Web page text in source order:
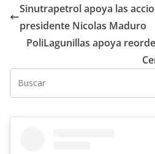
Sinutrapetrol apoya las
presidente Nicolas Maduro
PoliLagunillas apoya